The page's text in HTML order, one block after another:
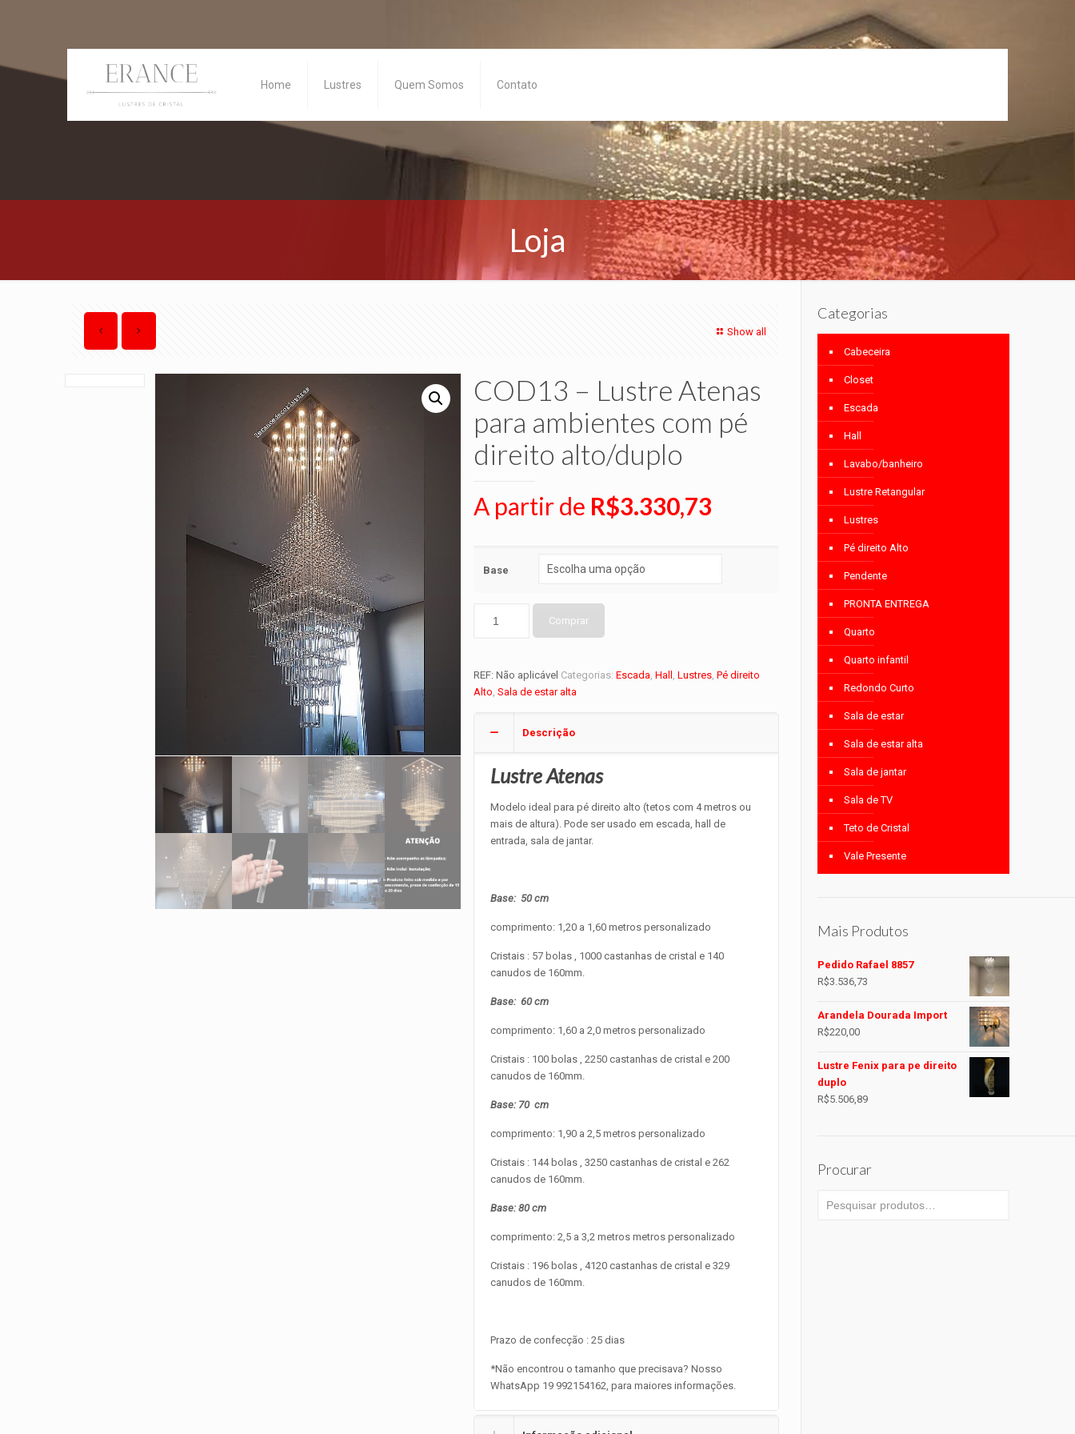
Home Lustres Quem Somos Contato
Loja
Show all
COD13 – Lustre Atenas
para ambientes com pé
direito alto/duplo
A partir de R$3.330,73
Base
Comprar
REF:Não aplicável Categorias:Escada,Hall ,Lustres,Pé direito
Alto,Sala de estar alta
Descrição
Lustre Atenas
Modelo ideal para pé direito alto (tetos com 4 metros ou
mais de altura). Pode ser usado em escada, hall de
entrada, sala de jantar.
Base: 50 cm
comprimento: 1,20 a 1,60 metros personalizado
Cristais : 57 bolas , 1000 castanhas de cristal e 140
canudos de 160mm.
Base: 60 cm
comprimento: 1,60 a 2,0 metros personalizado
Cristais : 100 bolas , 2250 castanhas de cristal e 200
canudos de 160mm.
Base: 70 cm
comprimento: 1,90 a 2,5 metros personalizado
Cristais : 144 bolas , 3250 castanhas de cristal e 262
canudos de 160mm.
Base: 80 cm
comprimento: 2,5 a 3,2 metros metros personalizado
Cristais : 196 bolas , 4120 castanhas de cristal e 329
canudos de 160mm.
Prazo de confecção : 25 dias
*Não encontrou o tamanho que precisava? Nosso
WhatsApp 19 992154162, para maiores informações.
Categorias
Cabeceira
Closet
Escada
Hall
Lavabo/banheiro
Lustre Retangular
Lustres
Pé direito Alto
Pendente
PRONTA ENTREGA
Quarto
Quarto infantil
Redondo Curto
Sala de estar
Sala de estar alta
Sala de jantar
Sala de TV
Teto de Cristal
Vale Presente
Mais Produtos
Pedido Rafael 8857
R$3.536,73
Arandela Dourada Import
R$220,00
Lustre Fenix para pe direito
duplo
R$5.506,89
Procurar